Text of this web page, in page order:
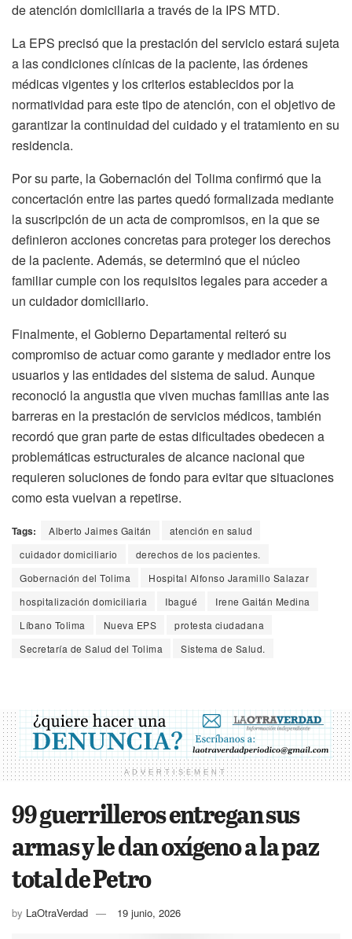
de atención domiciliaria a través de la IPS MTD.
La EPS precisó que la prestación del servicio estará sujeta
a las condiciones clínicas de la paciente, las órdenes
médicas vigentes y los criterios establecidos por la
normatividad para este tipo de atención, con el objetivo de
garantizar la continuidad del cuidado y el tratamiento en su
residencia.
Por su parte, la Gobernación del Tolima confirmó que la
concertación entre las partes quedó formalizada mediante
la suscripción de un acta de compromisos, en la que se
definieron acciones concretas para proteger los derechos
de la paciente. Además, se determinó que el núcleo
familiar cumple con los requisitos legales para acceder a
un cuidador domiciliario.
Finalmente, el Gobierno Departamental reiteró su
compromiso de actuar como garante y mediador entre los
usuarios y las entidades del sistema de salud. Aunque
reconoció la angustia que viven muchas familias ante las
barreras en la prestación de servicios médicos, también
recordó que gran parte de estas dificultades obedecen a
problemáticas estructurales de alcance nacional que
requieren soluciones de fondo para evitar que situaciones
como esta vuelvan a repetirse.
Tags: Alberto Jaimes Gaitán
atención en salud
cuidador domiciliario
derechos de los pacientes.
Gobernación del Tolima
Hospital Alfonso Jaramillo Salazar
hospitalización domiciliaria
Ibagué
Irene Gaitán Medina
Líbano Tolima
Nueva EPS
protesta ciudadana
Secretaría de Salud del Tolima
Sistema de Salud.
ADVERTISEMENT
99 guerrilleros entregan sus
armas y le dan oxígeno a la paz
total de Petro
by LaOtraVerdad 19 junio, 2026